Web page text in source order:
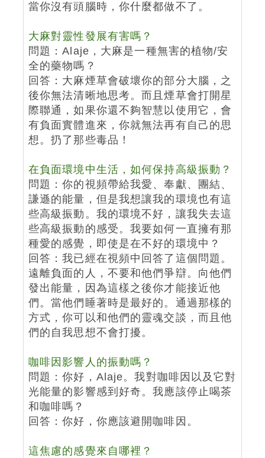
當你沒有頭腦時，你什麼都做不了。
大麻對靈性發展有害嗎？
問題：Alaje，大麻是一種無害的植物/安
全的藥物嗎？
回答：大麻煙草會破壞你的部分大腦，之
後你無法清晰地思考。而且煙草會打開星
際聯通，如果你還不夠智慧以使用它，會
有負面實體進來，你就無法再有自己的思
想。扔了那些毒品！
在負面環境中生活，如何保持高級振動？
問題：你的視頻帶給我愛、奉獻、團結、
謙遜的能量，但是我想讓我的環境也有這
些高級振動。我的環境不好，讓我失去這
些高級振動的感受。我要如何一直擁有那
種愛的感覺，即使是在不好的環境中？
回答：我已經在視頻中回答了這個問題。
遠離負面的人，不要和他們爭辯。向他們
發出能量，因為這樣之後你才能接近他
們。當他們睡著時是最好的。通過那樣的
方式，你可以和他們的靈魂交談，而且他
們的自我思想不會打擾。
咖啡因影響人的振動嗎？
問題：你好，Alaje。我對咖啡因以及它對
光能量的影響感到好奇。我應該停止喝茶
和咖啡嗎？
回答：你好，你應該避開咖啡因。
這焦慮的感覺來自哪裡？